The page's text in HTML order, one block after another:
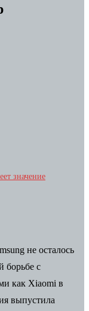
значение
не осталось
борьбе с
как Xiaomi в
выпустила